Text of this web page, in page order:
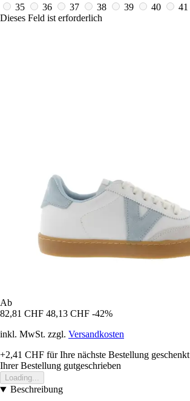
35
36 37 38 39 40 41
Dieses Feld ist erforderlich
Ab
82,81 CHF 48,13 CHF -42%
inkl. MwSt. zzgl. Versandkosten
+2,41 CHF für Ihre nächste Bestellung geschenkt
Ihrer Bestellung gutgeschrieben
Loading...
Beschreibung